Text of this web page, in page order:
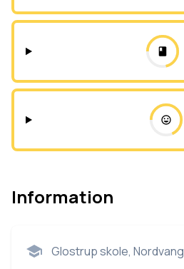
Information
Glostrup skole, Nordvang